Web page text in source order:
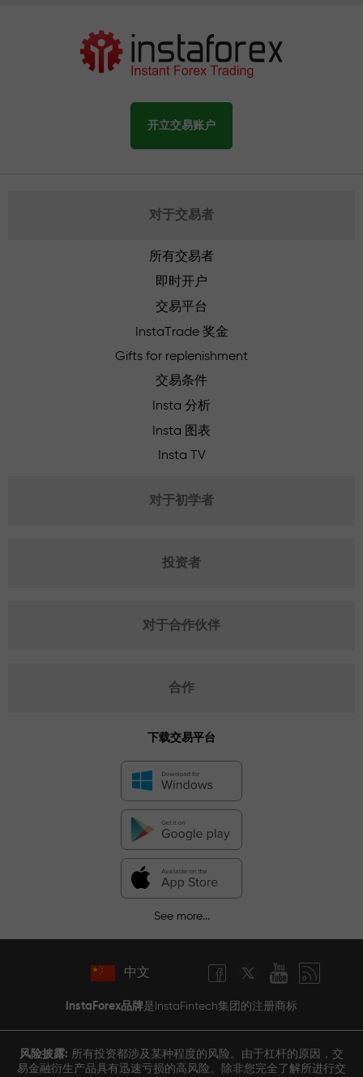
开立交易账户
对于交易者
所有交易者
即时开户
交易平台
InstaTrade 奖金
Gifts for replenishment
交易条件
Insta 分析
Insta 图表
Insta TV
对于初学者
投资者
对于合作伙伴
合作
下载交易平台
See more...
中文
InstaForex品牌是InstaFintech集团的注册商标
风险披露: 所有投资都涉及某种程度的风险。由于杠杆的原因，交
易金融衍生产品具有迅速亏损的高风险。除非您完全了解所进行交